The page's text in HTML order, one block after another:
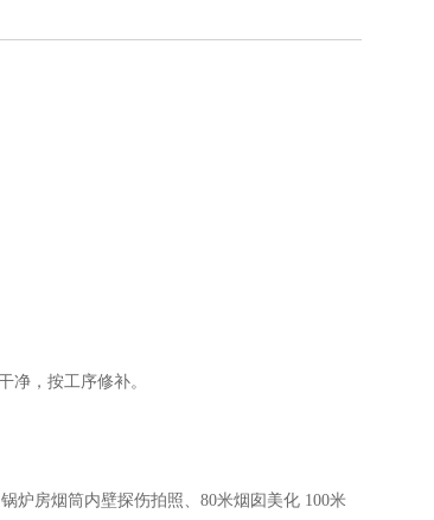
，按工序修补。
房烟筒内壁探伤拍照、80米烟囱美化 100米